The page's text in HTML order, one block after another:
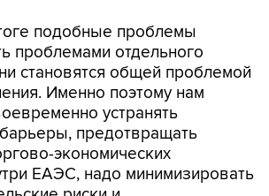
подобные проблемы
проблемами отдельного
становятся общей проблемой
Именно поэтому нам
устранять
предотвращать
экономических
ЕАЭС, надо минимизировать